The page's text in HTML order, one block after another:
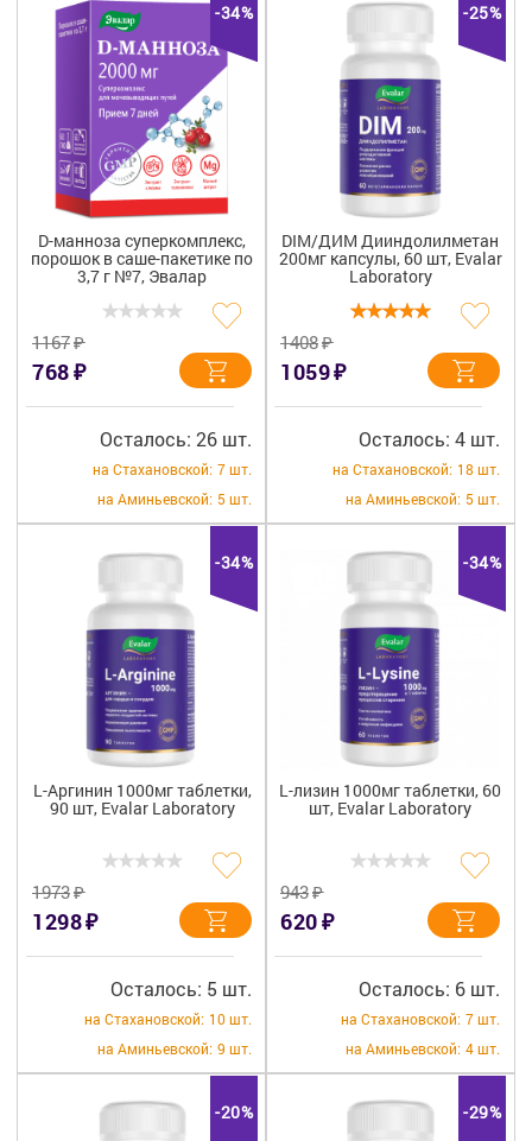
-34%
D-манноза суперкомплекс,
порошок в саше-пакетике по
3,7 г №7, Эвалар
1167₽
768₽
Осталось: 26 шт.
на Стахановской: 7 шт.
на Аминьевской: 5 шт.
-25%
DIM/ДИМ Дииндолилметан
200мг капсулы, 60 шт, Evalar
Laboratory
1408₽
1059₽
Осталось: 4 шт.
на Стахановской: 18 шт.
на Аминьевской: 5 шт.
-34%
L-Аргинин 1000мг таблетки,
90 шт, Evalar Laboratory
1973₽
1298₽
Осталось: 5 шт.
на Стахановской: 10 шт.
на Аминьевской: 9 шт.
-34%
L-лизин 1000мг таблетки, 60
шт, Evalar Laboratory
943₽
620₽
Осталось: 6 шт.
на Стахановской: 7 шт.
на Аминьевской: 4 шт.
-20% -29%